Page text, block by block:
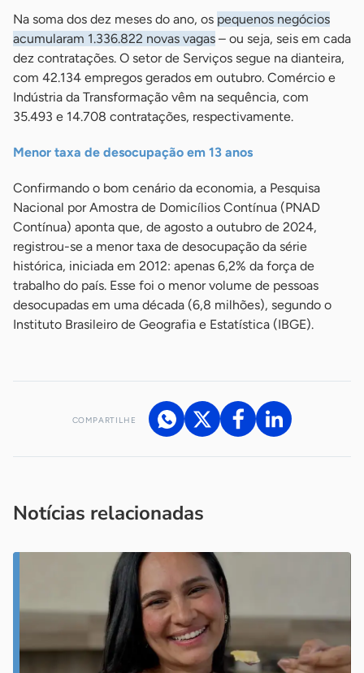
Na soma dos dez meses do ano, os pequenos negócios
acumularam 1.336.822 novas vagas – ou seja, seis em cada
dez contratações. O setor de Serviços segue na dianteira,
com 42.134 empregos gerados em outubro. Comércio e
Indústria da Transformação vêm na sequência, com
35.493 e 14.708 contratações, respectivamente.
Menor taxa de desocupação em 13 anos
Confirmando o bom cenário da economia, a Pesquisa
Nacional por Amostra de Domicílios Contínua (PNAD
Contínua) aponta que, de agosto a outubro de 2024,
registrou-se a menor taxa de desocupação da série
histórica, iniciada em 2012: apenas 6,2% da força de
trabalho do país. Esse foi o menor volume de pessoas
desocupadas em uma década (6,8 milhões), segundo o
Instituto Brasileiro de Geografia e Estatística (IBGE).
COMPARTILHE
Notícias relacionadas